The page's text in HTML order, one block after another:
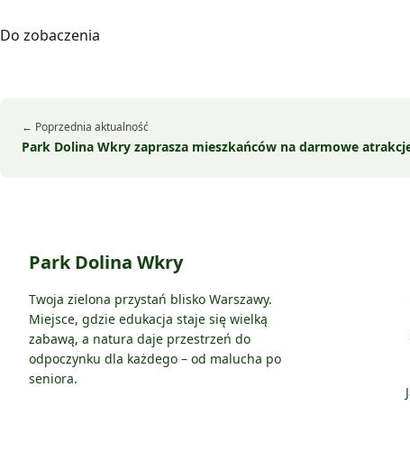
Do zobaczenia
← Poprzednia aktualność
Park Dolina Wkry zaprasza mieszkańców na darmowe
Park Dolina Wkry
Twoja zielona przystań blisko Warszawy.
Miejsce, gdzie edukacja staje się wielką
zabawą, a natura daje przestrzeń do
odpoczynku dla każdego – od malucha po
seniora.